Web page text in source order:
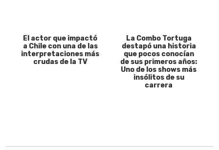
El actor que impactó
a Chile con una de las
interpretaciones más
crudas de la TV
La Combo Tortuga
destapó una historia
que pocos conocían
de sus primeros años:
Uno de los shows más
insólitos de su
carrera